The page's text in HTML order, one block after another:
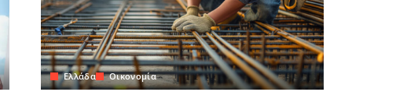
Ελλάδα Οικονομία